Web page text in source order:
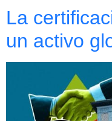
La
un activo